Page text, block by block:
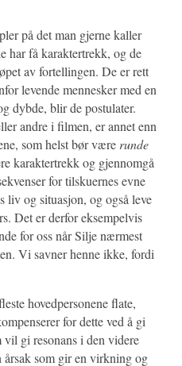
på det man gjerne kaller
har få karaktertrekk, og de
av fortellingen. De er rett
levende mennesker med en
dybde, blir de postulater.
andre i filmen, er annet enn
som helst bør være runde
karaktertrekk og gjennomgå
for tilskuernes evne
liv og situasjon, og også leve
Det er derfor eksempelvis
for oss når Silje nærmest
Vi savner henne ikke, fordi
hovedpersonene flate,
for dette ved å gi
gi resonans i den videre
som gir en virkning og